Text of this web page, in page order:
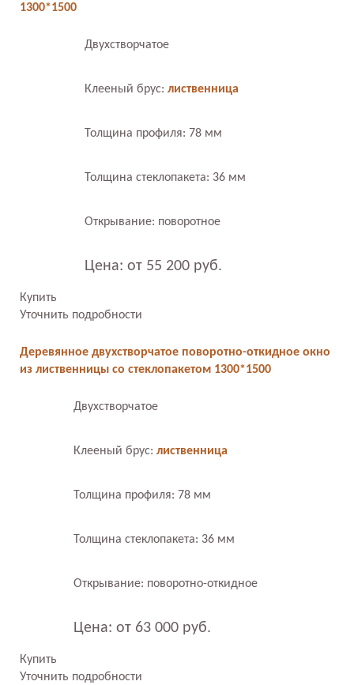
1300*1500
Двухстворчатое
Клееный брус: лиственница
Толщина профиля: 78 мм
Толщина стеклопакета: 36 мм
Открывание: поворотное
Цена: от 55 200 руб.
Купить
Уточнить подробности
Деревянное двухстворчатое поворотно-откидное окно
из лиственницы со стеклопакетом 1300*1500
Двухстворчатое
Клееный брус: лиственница
Толщина профиля: 78 мм
Толщина стеклопакета: 36 мм
Открывание: поворотно-откидное
Цена: от 63 000 руб.
Купить
Уточнить подробности